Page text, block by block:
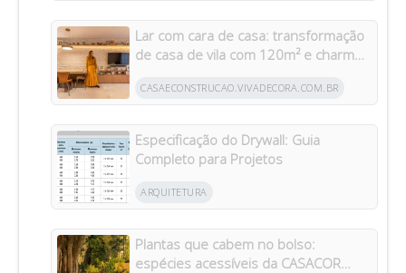
Lar com cara de casa: transformação
de casa de vila com 120m² e charme
CASAECONSTRUCAO.VIVADECORA.COM.BR
Especificação do Drywall: Guia
Completo para Projetos
ARQUITETURA
Plantas que cabem no bolso:
espécies acessíveis da CASACOR